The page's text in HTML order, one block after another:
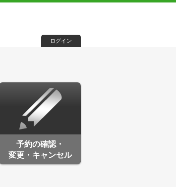
ログイン
予約の確認・
変更・キャンセル